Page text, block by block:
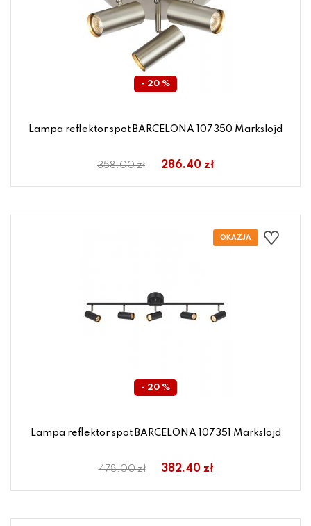
- 20 %
Lampa reflektor spot BARCELONA 107350 Markslojd
358.00 zł 286.40 zł
- 20 %
Lampa reflektor spot BARCELONA 107351 Markslojd
478.00 zł 382.40 zł